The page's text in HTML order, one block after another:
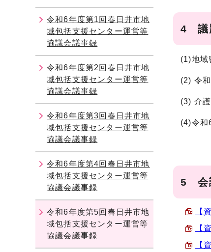
4 議
(1)地域
(2) 令
(3) 介
(4)令和
5 会
【
【
【
令和6年度第1回春日井市地
域包括支援センター運営等
協議会議事録
令和6年度第2回春日井市地
域包括支援センター運営等
協議会議事録
令和6年度第3回春日井市地
域包括支援センター運営等
協議会議事録
令和6年度第4回春日井市地
域包括支援センター運営等
協議会議事録
令和6年度第5回春日井市地
域包括支援センター運営等
協議会議事録